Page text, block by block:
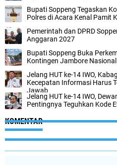
Bupati Soppeng Tegaskan
Polres di Acara Kenal Pamit
Pemerintah dan DPRD
Anggaran 2027
Bupati Soppeng Buka
Kontingen Jambore Nasional
Jelang HUT ke-14 IWO,
Kecepatan Informasi Harus
Jawab
Jelang HUT ke-14 IWO,
Pentingnya Teguhkan Kode
KOMENTAR